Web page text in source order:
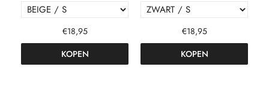
€18,95
KOPEN
€18,95
KOPEN